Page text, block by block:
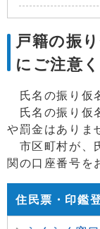
戸籍の振
にご注意
氏名の振り仮
氏名の振り仮
や罰金はありま
市区町村が、
関の口座番号を
住民票・印鑑